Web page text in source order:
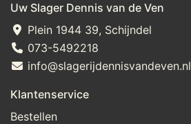
Uw Slager Dennis van de Ven
Plein 1944 39, Schijndel
073-5492218
info@slagerijdennisvandeven.nl
Klantenservice
Bestellen